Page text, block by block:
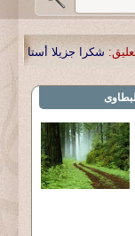
.أكرمكم الله .|تعليق: